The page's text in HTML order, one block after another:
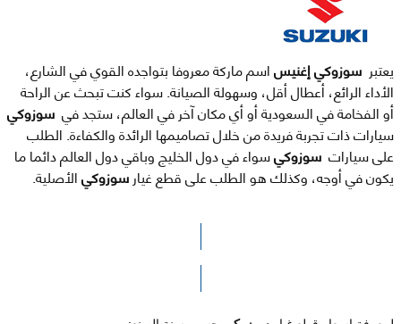
يعتبر سوزوكي إغنيساسم ماركة معروفا بتواجده القوي في الشارع،
الأداء الرائع، أعطال أقل، وسهولة الصيانة. سواء كنت تبحث عن الراحة
أو الفخامة في السعودية أو أي مكان آخر في العالم، ستجد في سوزوكي
سيارات ذات تجربة فريدة من خلال تصاميمها الرائدة والكفاءة. الطلب
على سيارات سوزوكيسواء في دول الخليج وباقي دول العالم دائما ما
يكون في أوجه، وكذلك هو الطلب على قطع غيار سوزوكيالأصلية.
الرجاء الضغط هنا للوصول لصفحة البحث